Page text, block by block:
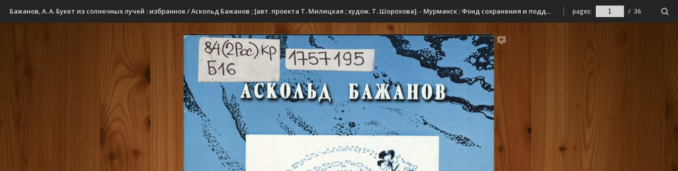
Бажанов, А. А. Букет из солнечных лучей : избранное / Аскольд Бажанов ; [авт. проекта Т. Милицкая ; худож. Т. Шорохова]. - Мурманск : Фонд сохранения и поддержки культуры Севера «Варзуга», 2015. - 31,[1] с. : ил. pages: / 36